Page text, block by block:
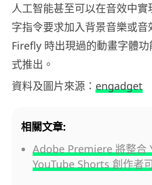
人工智能甚至可以在音效中
字指令要求加入背景音樂或音
Firefly 時出現過的動畫字體
式推出。
資料及圖片來源： engadget
相關文章:
Adobe Premiere 將整合
YouTube Shorts 創作者